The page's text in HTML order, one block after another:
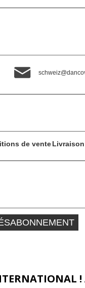
de venteLivraison
!